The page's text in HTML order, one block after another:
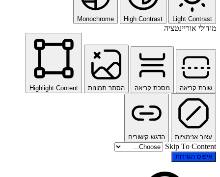
Light Contrast
High Contrast
Monochrome
מודולי אוריינטציה
שורת קריאה מסכת קריאה הסתר תמונות Highlight Content
עצור אנימציות הדגש קישורים
Skip To Content
איפוס הגדרות